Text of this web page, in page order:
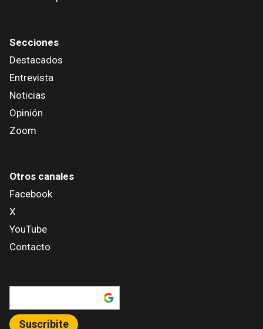
Secciones
Destacados
Entrevista
Noticias
Opinión
Zoom
Otros canales
Facebook
X
YouTube
Contacto
Suscribite